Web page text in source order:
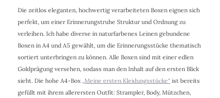
Die zeitlos eleganten, hochwertig verarbeiteten Boxen eignen sich
perfekt, um einer Erinnerungstruhe Struktur und Ordnung zu
verleihen. Ich habe diverse in naturfarbenes Leinen gebundene
Boxen in A4 und A5 gewählt, um die Erinnerungsstücke thematisch
sortiert unterbringen zu können. Alle Boxen sind mit einer edlen
Goldprägung versehen, sodass man den Inhalt auf den ersten Blick
sieht. Die hohe A4-Box „Meine ersten Kleidungsstücke“ ist bereits
gefüllt mit ihrem allerersten Outfit: Strampler, Body, Mützchen,